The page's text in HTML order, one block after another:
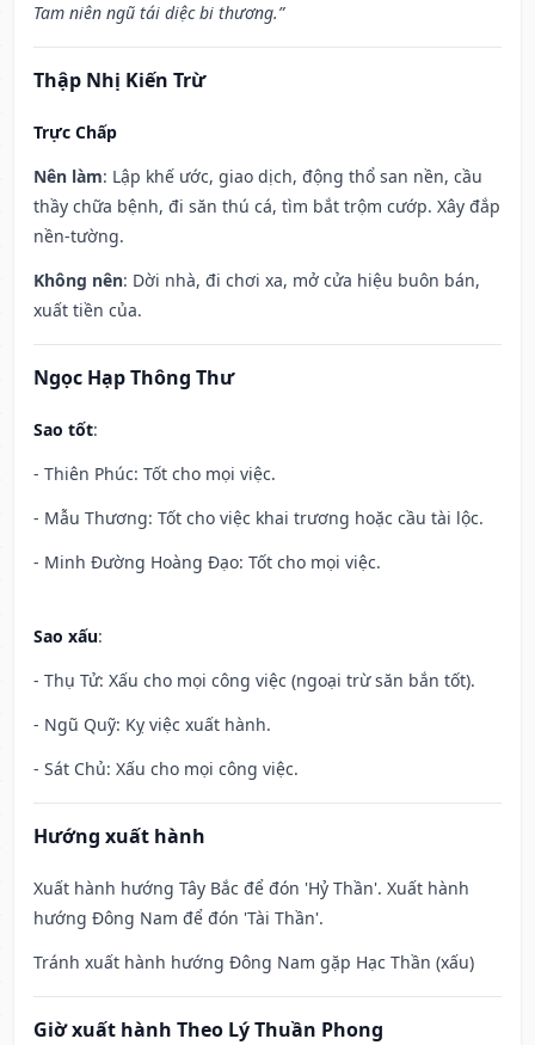
Tam niên ngũ tái diệc bi thương.”
Thập Nhị Kiến Trừ
Trực Chấp
Nên làm: Lập khế ước, giao dịch, động thổ san nền, cầu
thầy chữa bệnh, đi săn thú cá, tìm bắt trộm cướp. Xây đắp
nền-tường.
Không nên: Dời nhà, đi chơi xa, mở cửa hiệu buôn bán,
xuất tiền của.
Ngọc Hạp Thông Thư
Sao tốt:
- Thiên Phúc: Tốt cho mọi việc.
- Mẫu Thương: Tốt cho việc khai trương hoặc cầu tài lộc.
- Minh Đường Hoàng Đạo: Tốt cho mọi việc.
Sao xấu:
- Thụ Tử: Xấu cho mọi công việc (ngoại trừ săn bắn tốt).
- Ngũ Quỹ: Kỵ việc xuất hành.
- Sát Chủ: Xấu cho mọi công việc.
Hướng xuất hành
Xuất hành hướng Tây Bắc để đón 'Hỷ Thần'. Xuất hành
hướng Đông Nam để đón 'Tài Thần'.
Tránh xuất hành hướng Đông Nam gặp Hạc Thần (xấu)
Giờ xuất hành Theo Lý Thuần Phong